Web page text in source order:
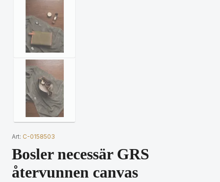
Art: C-0158503
Bosler necessär GRS
återvunnen canvas